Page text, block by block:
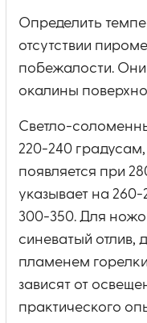
Определить
отсутствии
побежалости.
окалины
Светло-
220-240
появляется при
указывает на
300-350. Для
синеватый отлив,
пламенем
зависят от
практического